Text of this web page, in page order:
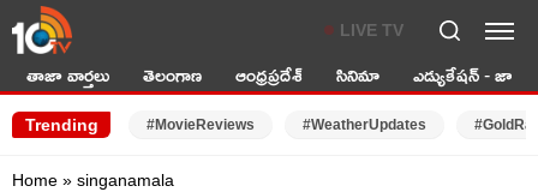
LIVE TV
తాజా వార్తలు తెలంగాణ ఆంధ్రప్రదేశ్ సినిమా ఎడ్యుకేషన్ - జాబ్స్
Trending #MovieReviews #WeatherUpdates
Home » singanamala